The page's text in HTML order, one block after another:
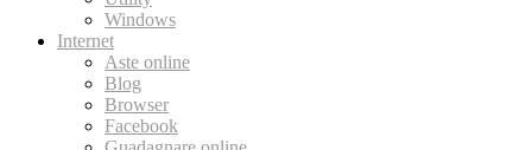
Windows
Internet
Aste online
Blog
Browser
Facebook